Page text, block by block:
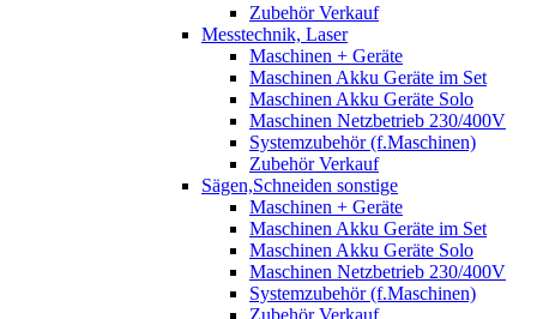
Zubehör Verkauf
Messtechnik, Laser
Maschinen + Geräte
Maschinen Akku Geräte im Set
Maschinen Akku Geräte Solo
Maschinen Netzbetrieb 230/400V
Systemzubehör (f.Maschinen)
Zubehör Verkauf
Sägen,Schneiden sonstige
Maschinen + Geräte
Maschinen Akku Geräte im Set
Maschinen Akku Geräte Solo
Maschinen Netzbetrieb 230/400V
Systemzubehör (f.Maschinen)
Zubehör Verkauf